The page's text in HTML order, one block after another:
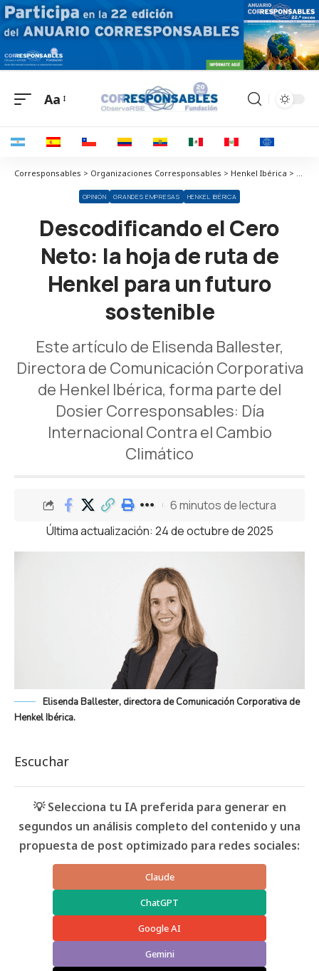
Aa
Corresponsables > Organizaciones Corresponsables > Henkel Ibérica > Descodificando el Cero Neto: la hoja de ruta de Henkel para un futuro sostenible
OPINIÓN GRANDES EMPRESAS HENKEL IBÉRICA
Descodificando el Cero
Neto: la hoja de ruta de
Henkel para un futuro
sostenible
Este artículo de Elisenda Ballester,
Directora de Comunicación Corporativa
de Henkel Ibérica, forma parte del
Dosier Corresponsables: Día
Internacional Contra el Cambio
Climático
Última actualización: 24 de octubre de 2025
6 minutos de lectura
Elisenda Ballester, directora de Comunicación Corporativa de
Henkel Ibérica.
Escuchar
💡 Selecciona tu IA preferida para generar en
segundos un análisis completo del contenido y una
propuesta de post optimizado para redes sociales:
Claude
ChatGPT
Google AI
Gemini